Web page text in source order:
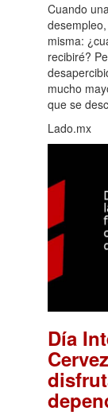
Cuando
misma:
recibiré?
mucho
que se
Lado.mx
Día